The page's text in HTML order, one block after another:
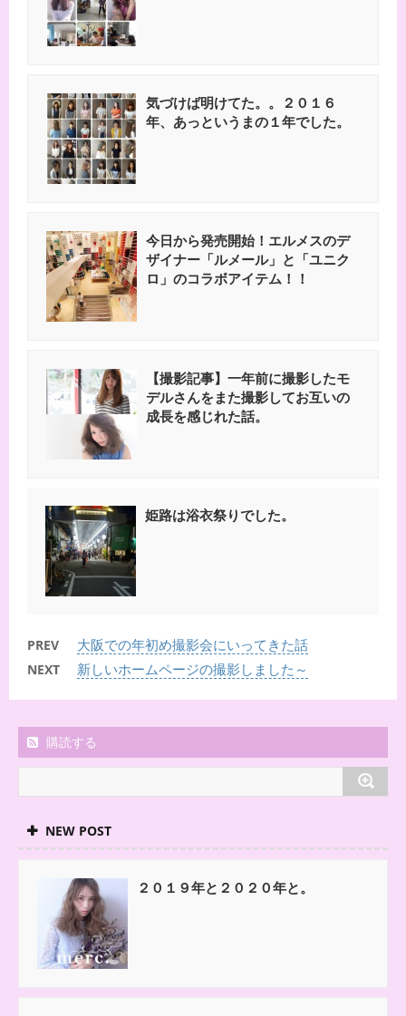
気づけば明けてた。。２０１６
年、あっというまの１年でした。
今日から発売開始！エルメスのデ
ザイナー「ルメール」と「ユニク
ロ」のコラボアイテム！！
【撮影記事】一年前に撮影したモ
デルさんをまた撮影してお互いの
成長を感じれた話。
姫路は浴衣祭りでした。
PREV 大阪での年初め撮影会にいってきた話
NEXT 新しいホームページの撮影しました～
購読する
NEW POST
２０１９年と２０２０年と。